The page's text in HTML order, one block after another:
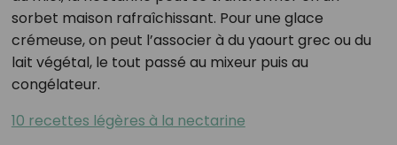
sorbet maison rafraîchissant. Pour une glace
crémeuse, on peut l’associer à du yaourt grec ou du
lait végétal, le tout passé au mixeur puis au
congélateur.
10 recettes légères à la nectarine